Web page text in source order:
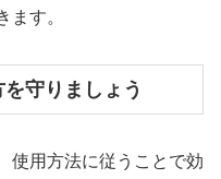
ます。
守りましょう
使用方法に従うことで効